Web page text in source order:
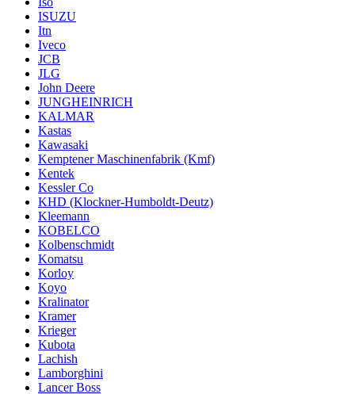
ISUZU
Itn
Iveco
JCB
JLG
John Deere
JUNGHEINRICH
KALMAR
Kastas
Kawasaki
Kemptener Maschinenfabrik (Kmf)
Kentek
Kessler Co
KHD (Klockner-Humboldt-Deutz)
Kleemann
KOBELCO
Kolbenschmidt
Komatsu
Korloy
Koyo
Kralinator
Kramer
Krieger
Kubota
Lachish
Lamborghini
Lancer Boss